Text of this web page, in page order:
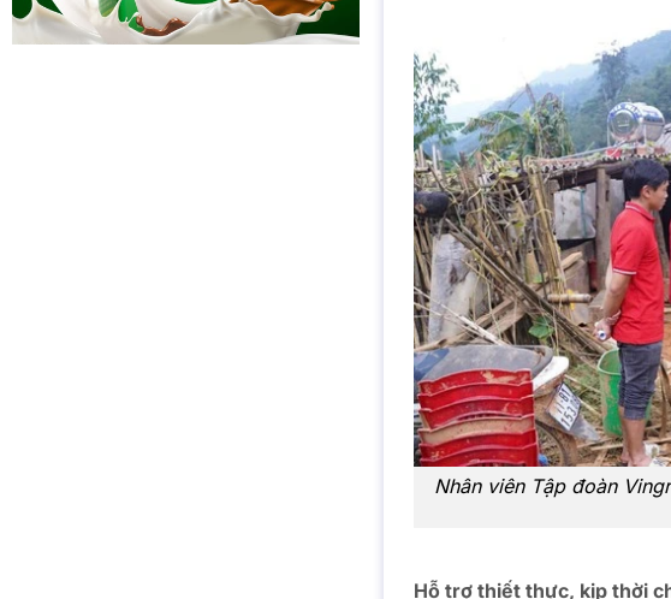
Nhân viên Tập đoàn
Hỗ trợ thiết thực, kịp thời